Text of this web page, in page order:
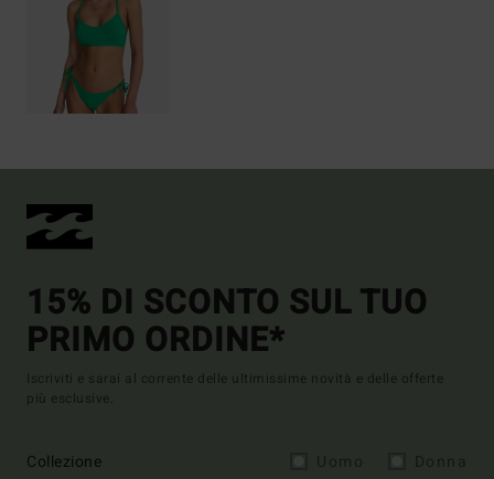
15% DI SCONTO SUL TUO
PRIMO ORDINE*
Iscriviti e sarai al corrente delle ultimissime novità e delle offerte
più esclusive.
Collezione